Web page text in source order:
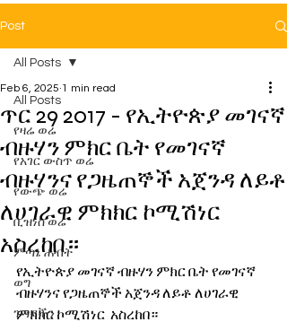
Post
All Posts
የዛሬ ወሬ
የአገር ውስጥ ወሬ
የውጭ ወሬ
ቢዝነስ ወሬ
ምጣኔ ሐብት
ወግ
ጉዳያችን
All Posts
ጥር 29 2017 - የኢትዮጵያ መገናኛ
ብዙሃን ምክር ቤት የመገናኛ
ብዙሃንና የጋዜጠኞች አጀንዳ ለይቶ
ለሀገራዊ ምክክር ኮሚሽነር
አስረከበ።
Feb 6, 2025 1 min read
የኢትዮጵያ መገናኛ ብዙሃን ምክር ቤት የመገናኛ
ብዙሃንና የጋዜጠኞች አጀንዳ ለይቶ ለሀገራዊ
ምክክር ኮሚሽነር  አስረከበ።